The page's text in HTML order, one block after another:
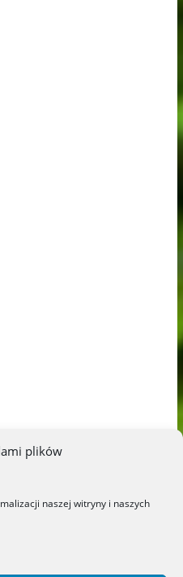
plików
naszej witryny i naszych